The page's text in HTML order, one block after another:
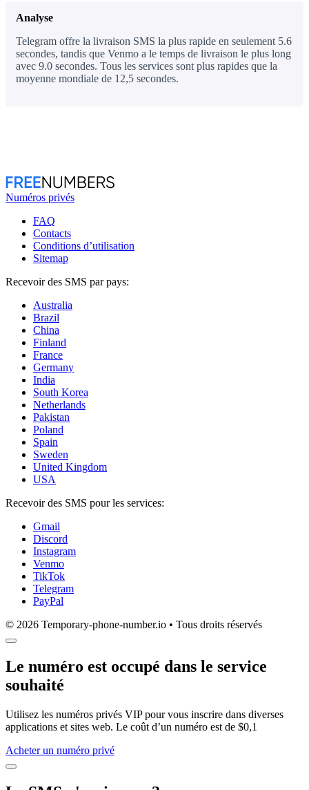
Analyse
Telegram offre la livraison SMS la plus rapide en seulement 5.6
secondes, tandis que Venmo a le temps de livraison le plus long
avec 9.0 secondes. Tous les services sont plus rapides que la
moyenne mondiale de 12,5 secondes.
Numéros privés
FAQ
Contacts
Conditions d’utilisation
Sitemap
Recevoir des SMS par pays:
Australia
Brazil
China
Finland
France
Germany
India
South Korea
Netherlands
Pakistan
Poland
Spain
Sweden
United Kingdom
USA
Recevoir des SMS pour les services:
Gmail
Discord
Instagram
Venmo
TikTok
Telegram
PayPal
© 2026 Temporary-phone-number.io • Tous droits réservés
Le numéro est occupé dans le service
souhaité
Utilisez les numéros privés VIP pour vous inscrire dans diverses
applications et sites web. Le coût d’un numéro est de $0,1
Acheter un numéro privé